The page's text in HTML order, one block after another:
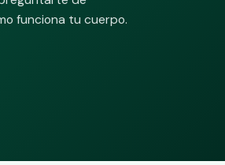
funciona tu cuerpo.